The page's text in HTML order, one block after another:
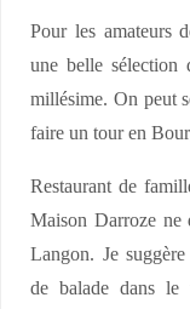
Pour les amateurs
une belle sélection
millésime. On peut
faire un tour en
Restaurant de
Maison Darroze ne
Langon. Je
de balade dans le